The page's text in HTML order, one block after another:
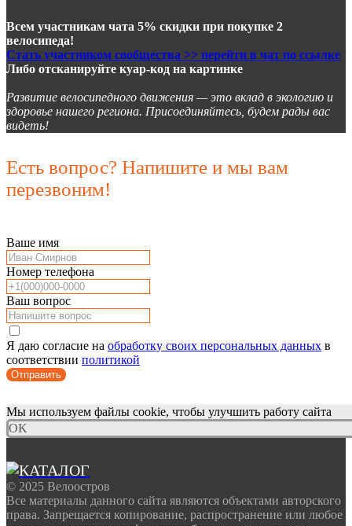
Всем участникам чата 5% скидки при покупке 2
велосипеда!
Стать участником сообщества >> перейти в чат по ссылке
Либо отсканируйте куар-код на картинке
Развитие велосипедного движения — это вклад в экологию и
здоровье нашего региона. Присоединяйтесь, будем рады вас
видеть!
Есть вопрос? Напишите и мы вам
перезвоним!
Ваше имя
Номер телефона
Ваш вопрос
Я даю согласие на обработку своих персональных данных в
соответствии политикой
Отправить
Мы используем файлы cookie, чтобы улучшить работу сайта
OK
© 2025 Велоостров
Все материалы данного сайта являются объектами авторского
права. Запрещается копирование, распространение или любое